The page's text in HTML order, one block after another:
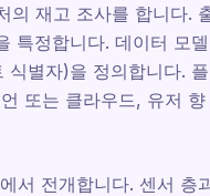
의 재고 조사를 합니다.
특정합니다. 데이터 모
식별자)을 정의합니다.
또는 클라우드, 유저
서 전개합니다. 센서 층